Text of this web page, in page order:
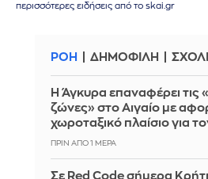
περισσότερες ειδήσεις από το skai.gr
ΡΟΗ ΔΗΜΟΦΙΛΗ
Η Άγκυρα επαναφέρει τις
ζώνες» στο Αιγαίο με
χωροταξικό πλαίσιο για
ΠΡΙΝ ΑΠΌ 1 ΜΈΡΑ
Σε Red Code σήμερα